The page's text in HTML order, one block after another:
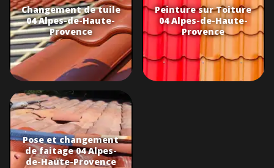
Changement de tuile
04 Alpes-de-Haute-
Provence
Peinture sur Toiture
04 Alpes-de-Haute-
Provence
Pose et changement
de faitage 04 Alpes-
de-Haute-Provence